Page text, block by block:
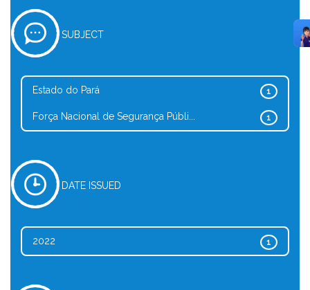
SUBJECT
1
Estado do Pará
1
Força Nacional de Segurança Públi...
DATE ISSUED
1
2022